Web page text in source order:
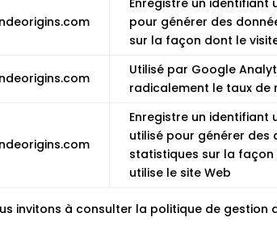
pour générer des
sur la façon dont le
Utilisé par Google
radicalement le taux de
Enregistre un identifiant
utilisé pour générer des
statistiques sur la façon
utilise le site Web
invitons à consulter la politique de